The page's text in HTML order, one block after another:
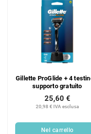
Gillette ProGlide + 4
supporto gratuito
20,98 € IVA esclusa
25,60 €
Nel carrello